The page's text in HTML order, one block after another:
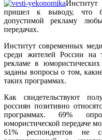
пришел к выводу, что
допустимой рекламу
передачах.
Институт современных
среди жителей России на
рекламе в
заданы вопросы о том,
таких программах.
Как свидетельствуют
россиян позитивно
программах. 69%
юмористической передаче
61% респондентов не